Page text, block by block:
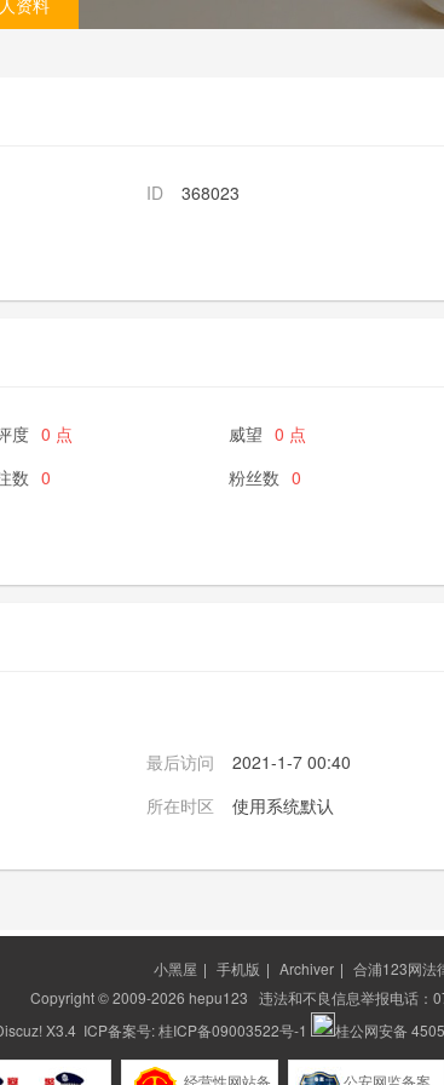
资料
ID 368023
度 0 点 威望 0 点
数 0 粉丝数 0
最后访问 2021-1-7 00:40
所在时区 使用系统默认
小黑屋 | 手机版 | Archiver | 合浦123网法
Copyright © 2009-2026 hepu123 违法和不良信息举报电话
X3.4 ICP备案号:桂ICP备09003522号-1 桂公网安备
经营性网站备 公安网监备案